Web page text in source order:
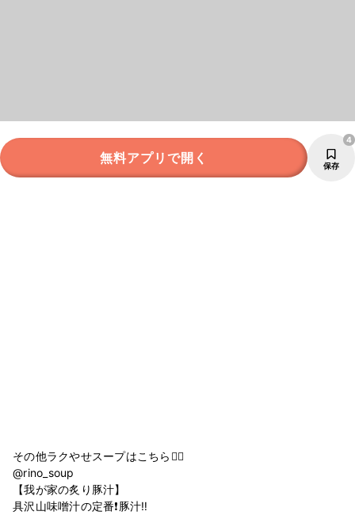
無料アプリで開く 保存
4
その他ラクやせスープはこちら💁‍♀️
@rino_soup
【我が家の炙り豚汁】
具沢山味噌汁の定番❗️豚汁‼️